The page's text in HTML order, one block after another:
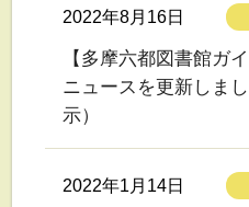
2022年8月16日
【多摩六都図書館ガ
ニュースを更新しま
示）
2022年1月14日